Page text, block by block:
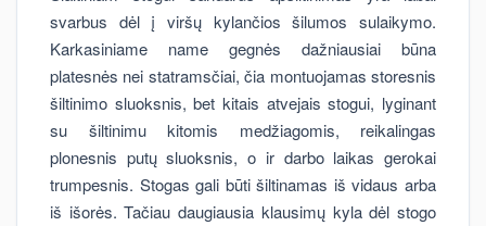
svarbus dėl į viršų kylančios šilumos sulaikymo.
Karkasiniame name gegnės dažniausiai būna
platesnės nei statramsčiai, čia montuojamas storesnis
šiltinimo sluoksnis, bet kitais atvejais stogui, lyginant
su šiltinimu kitomis medžiagomis, reikalingas
plonesnis putų sluoksnis, o ir darbo laikas gerokai
trumpesnis. Stogas gali būti šiltinamas iš vidaus arba
iš išorės. Tačiau daugiausia klausimų kyla dėl stogo